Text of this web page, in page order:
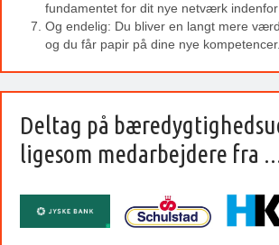
fundamentet for dit nye netværk
Og endelig: Du bliver en langt mere
og du får papir på dine nye kompetencer.
Deltag på
ligesom medarbejdere fra